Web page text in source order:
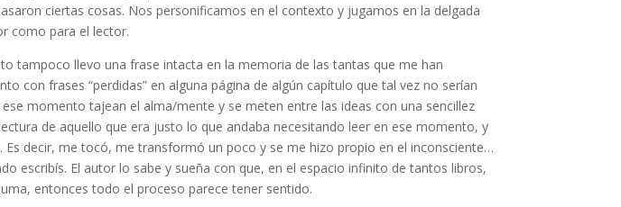
ciertas cosas. Nos personificamos en el contexto y jugamos en la delgada
como para el lector.
tampoco llevo una frase intacta en la memoria de las tantas que me han
frases “perdidas” en alguna página de algún capítulo que tal vez no serían
momento tajean el alma/mente y se meten entre las ideas con una sencillez
de aquello que era justo lo que andaba necesitando leer en ese momento, y
decir, me tocó, me transformó un poco y se me hizo propio en el inconsciente…
escribís. El autor lo sabe y sueña con que, en el espacio infinito de tantos libros,
entonces todo el proceso parece tener sentido.